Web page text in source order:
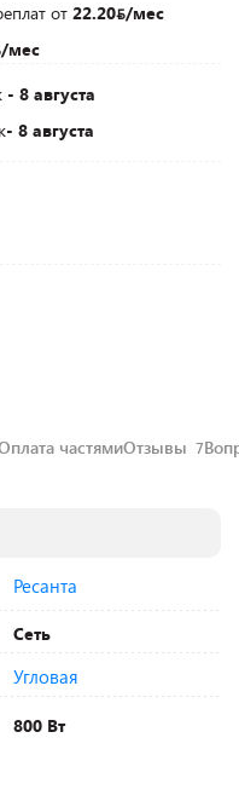
от 22.20 /мес
/мес
- 8 августа
- 8 августа
частямиОтзывы 7
Ресанта
Сеть
Угловая
800 Вт